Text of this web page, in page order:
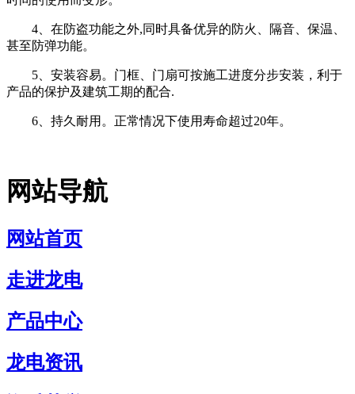
4、在防盗功能之外,同时具备优异的防火、隔音、保温、
甚至防弹功能。
5、安装容易。门框、门扇可按施工进度分步安装，利于
产品的保护及建筑工期的配合.
6、持久耐用。正常情况下使用寿命超过20年。
网站导航
网站首页
走进龙电
产品中心
龙电资讯